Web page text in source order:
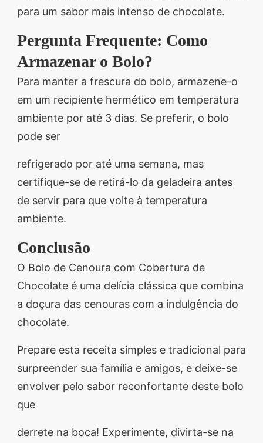
para um sabor mais intenso de chocolate.
Pergunta Frequente: Como
Armazenar o Bolo?
Para manter a frescura do bolo, armazene-o
em um recipiente hermético em temperatura
ambiente por até 3 dias. Se preferir, o bolo
pode ser
refrigerado por até uma semana, mas
certifique-se de retirá-lo da geladeira antes
de servir para que volte à temperatura
ambiente.
Conclusão
O Bolo de Cenoura com Cobertura de
Chocolate é uma delícia clássica que combina
a doçura das cenouras com a indulgência do
chocolate.
Prepare esta receita simples e tradicional para
surpreender sua família e amigos, e deixe-se
envolver pelo sabor reconfortante deste bolo
que
derrete na boca! Experimente, divirta-se na